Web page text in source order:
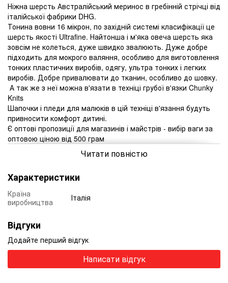
Ніжна шерсть Австралійський меринос в гребінній стрічці від
італійської фабрики DHG.
Тонина вовни 16 мікрон, по західній системі класифікації це
шерсть якості Ultrafine. Найтонша і м'яка овеча шерсть яка
зовсім не колеться, дуже швидко звалюють. Дуже добре
підходить для мокрого валяння, особливо для виготовлення
тонких пластичних виробів, одягу, ультра тонких і легких
виробів. Добре привалювати до тканин, особливо до шовку.
А так же з неї можна в'язати в техніці грубої в'язки Chunky
Knits
Шапочки і пледи для малюків в цій техніці в'язання будуть
привносити комфорт дитині.
Є оптові пропозиції для магазинів і майстрів - вибір ваги за
оптовою ціною від 500 грам
Читати повністю
Характеристики
Країна
виробництва
Італія
Відгуки
Додайте перший відгук
Написати відгук